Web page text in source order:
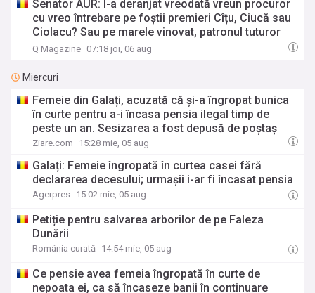
Senator AUR: I-a deranjat vreodată vreun procuror
cu vreo întrebare pe foștii premieri Cîțu, Ciucă sau
Ciolacu? Sau pe marele vinovat, patronul tuturor
masinațiunilor de atunci, Klaus Iohannis?
Q Magazine 07:18 joi, 06 aug
Miercuri
Femeie din Galați, acuzată că și-a îngropat bunica
în curte pentru a-i încasa pensia ilegal timp de
peste un an. Sesizarea a fost depusă de poștaș
Ziare.com 15:28 mie, 05 aug
Galați: Femeie îngropată în curtea casei fără
declararea decesului; urmașii i-ar fi încasat pensia
Agerpres 15:02 mie, 05 aug
Petiție pentru salvarea arborilor de pe Faleza
Dunării
România curată 14:54 mie, 05 aug
Ce pensie avea femeia îngropată în curte de
nepoata ei, ca să încaseze banii în continuare